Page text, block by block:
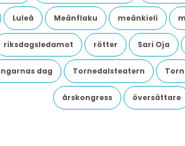
Luleå Meänflaku meänkieli
riksdagsledamot rötter Sari Oja
dag Tornedalsteatern
årskongress översättare